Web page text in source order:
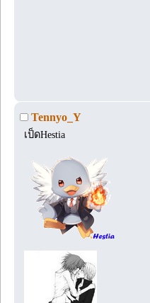
Tennyo_Y
เป็ดHestia